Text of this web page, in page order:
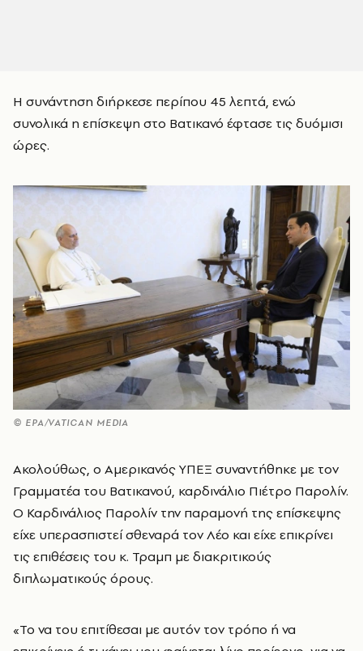
Η συνάντηση διήρκεσε περίπου 45 λεπτά, ενώ
συνολικά η επίσκεψη στο Βατικανό έφτασε τις δυόμισι
ώρες.
© ΕΡΑ/VATICAN MEDIA
Ακολούθως, ο Αμερικανός ΥΠΕΞ συναντήθηκε με τον
Γραμματέα του Βατικανού, καρδινάλιο Πιέτρο Παρολίν.
Ο Καρδινάλιος Παρολίν την παραμονή της επίσκεψης
είχε υπερασπιστεί σθεναρά τον Λέο και είχε επικρίνει
τις επιθέσεις του κ. Τραμπ με διακριτικούς
διπλωματικούς όρους.
«Το να του επιτίθεσαι με αυτόν τον τρόπο ή να